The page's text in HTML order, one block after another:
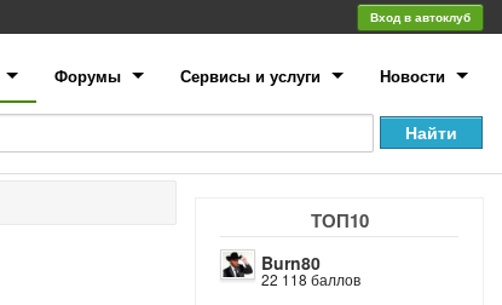
Вход в автоклуб
Форумы Сервисы и услуги Новости
ТОП10
Burn80
22 118 баллов